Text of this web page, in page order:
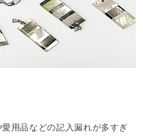
用品などの記入漏れが多すぎ